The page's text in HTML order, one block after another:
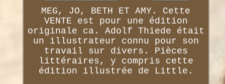
MEG, JO, BETH ET AMY. Cette
VENTE est pour une édition
originale ca. Adolf Thiede était
un illustrateur connu pour son
travail sur divers. Pièces
littéraires, y compris cette
édition illustrée de Little.